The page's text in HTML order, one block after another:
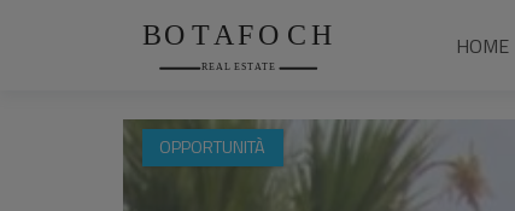
HOME
OPPORTUNITÀ